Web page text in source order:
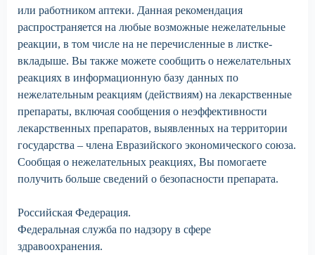
или работником аптеки. Данная рекомендация
распространяется на любые возможные нежелательные
реакции, в том числе на не перечисленные в листке-
вкладыше. Вы также можете сообщить о нежелательных
реакциях в информационную базу данных по
нежелательным реакциям (действиям) на лекарственные
препараты, включая сообщения о неэффективности
лекарственных препаратов, выявленных на территории
государства – члена Евразийского экономического союза.
Сообщая о нежелательных реакциях, Вы помогаете
получить больше сведений о безопасности препарата.
Российская Федерация.
Федеральная служба по надзору в сфере
здравоохранения.